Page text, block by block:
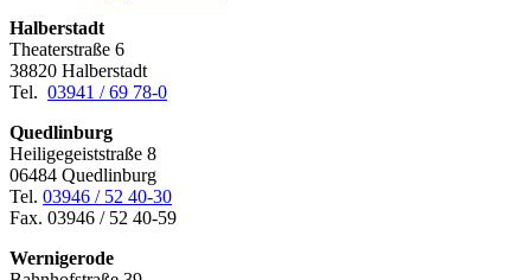
Halberstadt
Theaterstraße 6
38820 Halberstadt
Tel. 03941 / 69 78-0
Quedlinburg
Heiligegeiststraße 8
06484 Quedlinburg
Tel. 03946 / 52 40-30
Fax. 03946 / 52 40-59
Wernigerode